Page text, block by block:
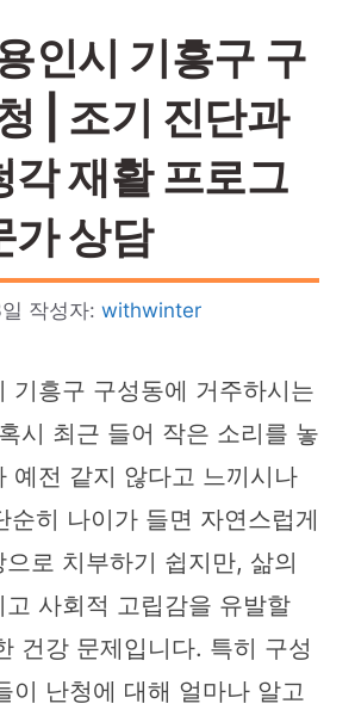
인시 기흥구 구
| 조기 진단과
각 재활 프로그
가 상담
작성자: withwinter
기흥구 구성동에 거주하시는
시 최근 들어 작은 소리를 놓
예전 같지 않다고 느끼시나
순히 나이가 들면 자연스럽게
로 치부하기 쉽지만, 삶의
고 사회적 고립감을 유발할
건강 문제입니다. 특히 구성
이 난청에 대해 얼마나 알고